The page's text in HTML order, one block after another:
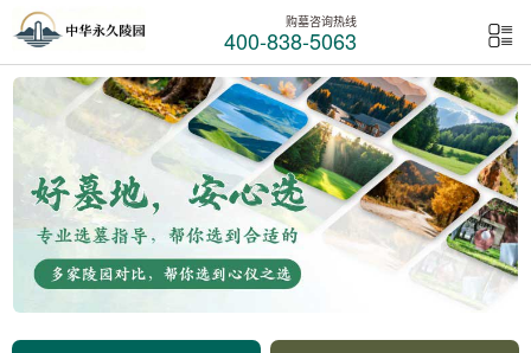
购墓咨询热线
400-838-5063